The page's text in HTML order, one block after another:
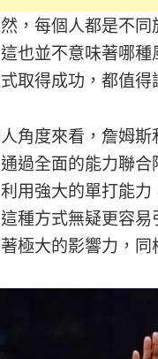
，每個人都是不
也並不意味著哪
取得成功，都值得
角度來看，詹姆
過全面的能力聯
用強大的單打能
種方式無疑更容
極大的影響力，同